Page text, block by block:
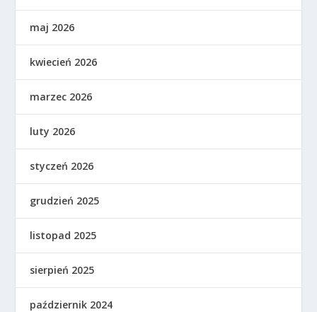
maj 2026
kwiecień 2026
marzec 2026
luty 2026
styczeń 2026
grudzień 2025
listopad 2025
sierpień 2025
październik 2024